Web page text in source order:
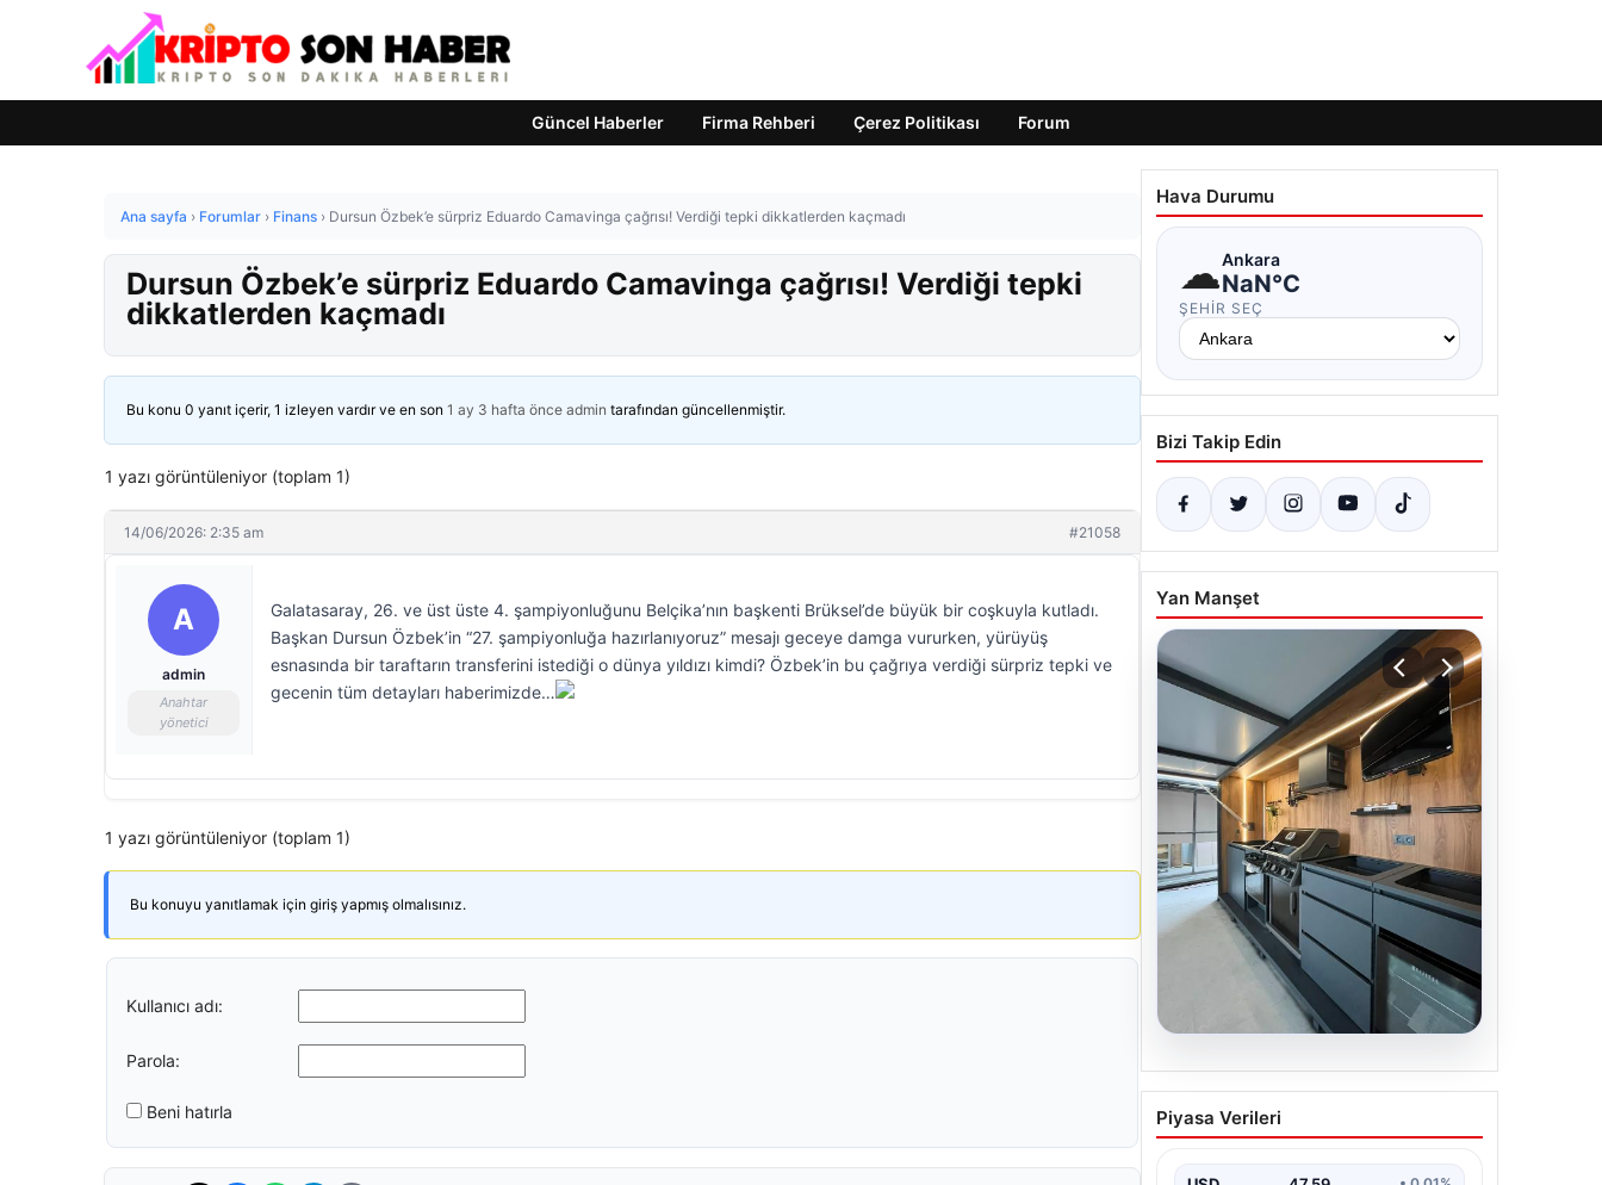
Güncel Haberler Firma Rehberi Çerez Politikası Forum
Ana sayfa › Forumlar › Finans › Dursun Özbek’e sürpriz Eduardo Camavinga çağrısı! Verdiği tepki dikkatlerden kaçmadı
Dursun Özbek’e sürpriz Eduardo Camavinga çağrısı! Verdiği tepki
dikkatlerden kaçmadı
Bu konu 0 yanıt içerir, 1 izleyen vardır ve en son 1 ay 3 hafta önce admin tarafından güncellenmiştir.
1 yazı görüntüleniyor (toplam 1)
14/06/2026: 2:35 am #21058
A
admin
Anahtar
yönetici
Galatasaray, 26. ve üst üste 4. şampiyonluğunu Belçika’nın başkenti Brüksel’de büyük bir coşkuyla kutladı.
Başkan Dursun Özbek’in “27. şampiyonluğa hazırlanıyoruz” mesajı geceye damga vururken, yürüyüş
esnasında bir taraftarın transferini istediği o dünya yıldızı kimdi? Özbek’in bu çağrıya verdiği sürpriz tepki ve
gecenin tüm detayları haberimizde…
1 yazı görüntüleniyor (toplam 1)
Bu konuyu yanıtlamak için giriş yapmış olmalısınız.
Kullanıcı adı:
Parola:
Beni hatırla
Hava Durumu
☁Ankara
NaN°C
ŞEHIR SEÇ
Bizi Takip Edin
Yan Manşet
Açık Alan Mekanlarında
Kalite ve bahçe mutfağı
Piyasa Verileri